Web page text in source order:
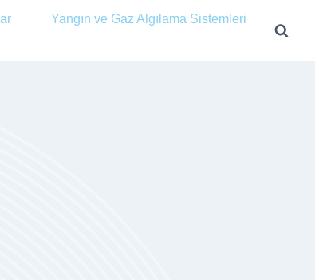
Yangın ve Gaz Algılama Sistemleri